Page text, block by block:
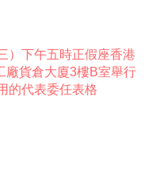
）下午五時正假座香港
廠貨倉大廈3樓B室舉行
的代表委任表格